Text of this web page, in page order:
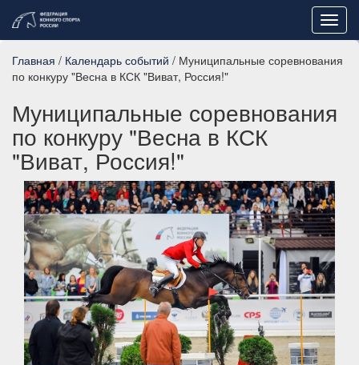
Главная / Календарь событий / Муниципальные соревнования
по конкуру "Весна в КСК "Виват, Россия!"
Муниципальные соревнования
по конкуру "Весна в КСК
"Виват, Россия!"